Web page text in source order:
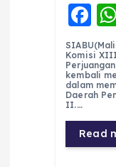
F
a
c
e
b
o
o
Komisi
kembali
dalam
Daerah
II.…
Read